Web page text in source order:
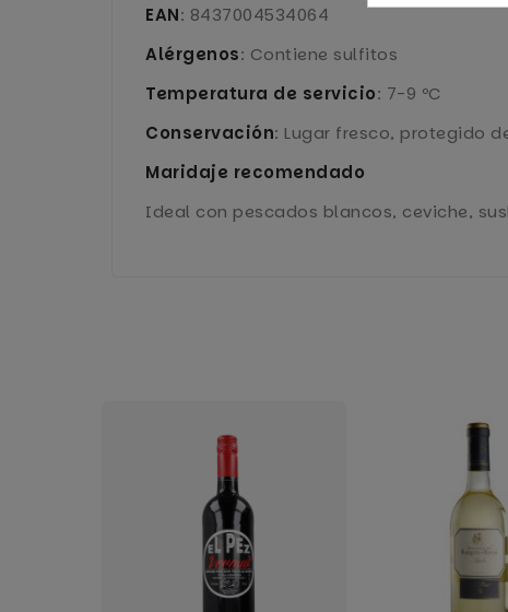
EAN: 8437004534064
Alérgenos: Contiene sulfitos
Temperatura de servicio: 7-9 ºC
Conservación: Lugar fresco, protegido
Maridaje recomendado
Ideal con pescados blancos, ceviche,